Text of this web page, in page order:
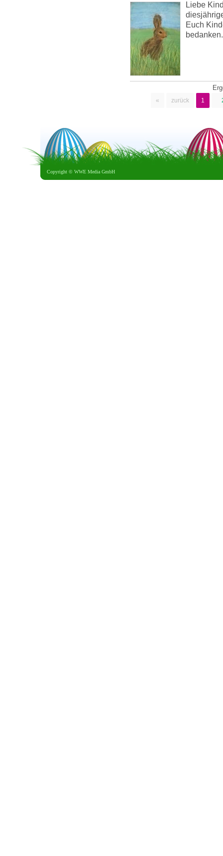
Liebe
Euch
bedanken.
« zurück 1
Copyright © WWE Media GmbH